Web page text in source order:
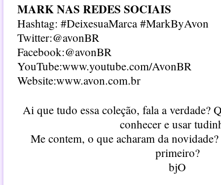
MARK NAS REDES SOCIAIS
Hashtag: #DeixesuaMarca #MarkByAvon
Twitter:@avonBR
Facebook:@avonBR
YouTube:www.youtube.com/AvonBR
Website:www.avon.com.br
Ai que tudo essa coleção, fala a verdade?
conhecer e usar
Me contem, o que acharam da
primeiro?
bjO